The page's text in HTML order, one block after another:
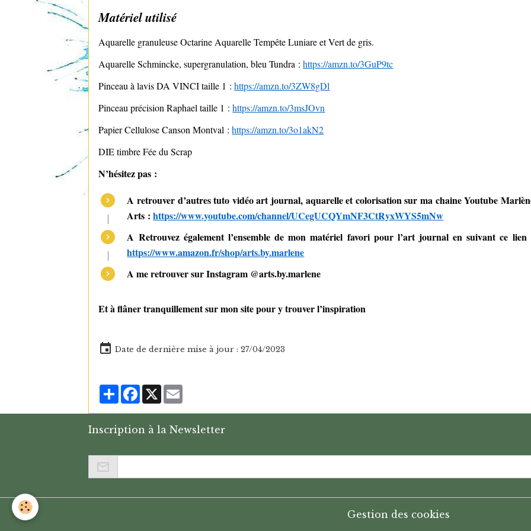
Matériel utilisé
Aquarelle granuleuse Octarine Aquarelle Tempête Luniare et Vert de gris.
Aquarelle Schmincke, supergranulation, bleu Tundra :https://amzn.to/3GuP9tc
Pinceau à lavis DA VINCI taille 1 :https://amzn.to/3ZW8gDl
Pinceau précision Raphael taille 1 :https://amzn.to/3msJOvn
Papier Cellulose Canson Montval :https://amzn.to/3o1akN2
DIE timbre Fée du Scrap
N’hésitez pas :
A retrouver d’autres tuto vidéo art journal, aquarelle et colorisation sur ma chaine Youtube
Arts :https://www.youtube.com/channel/UCegUCQYmNF3CtRyxWYS5mNw
A Retrouvez également l’ensemble de mon matériel favori pour l’art journal en suivant ce
https://www.amazon.fr/shop/arts.by.marlene
A me retrouver sur Instagram @arts.by.marlene
Et à flâner tranquillement sur mon site pour y trouver l’inspiration
Date de dernière mise à jour : 27/04/2023
PartagerFacebook
X
Inscription à la Newsletter
Gestion des cookies